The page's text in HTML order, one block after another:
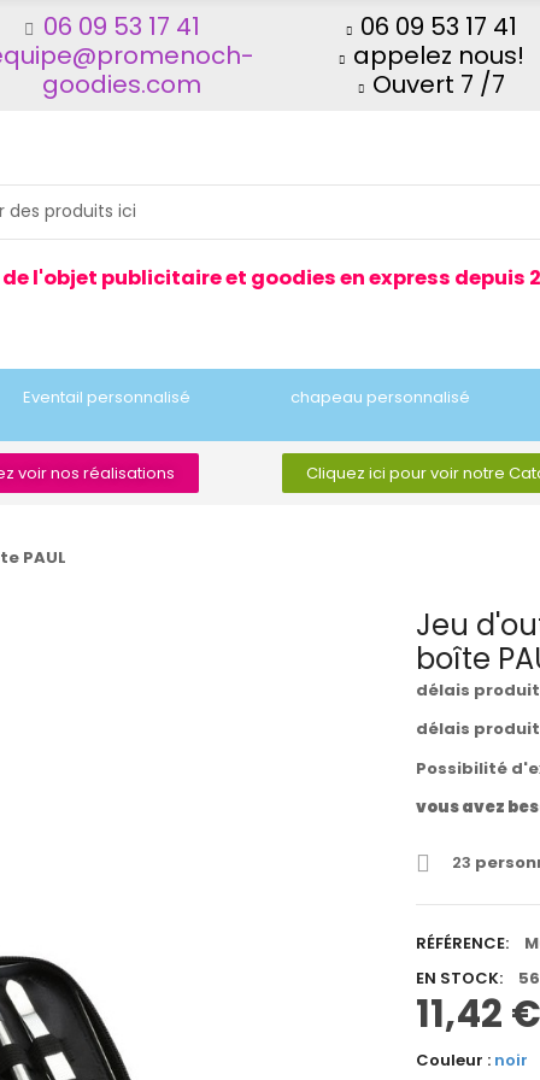
06 09 53 17 41
goodies.com
06 09 53 17 41
appelez nous!
Ouvert 7 /7
l'objet publicitaire et goodies en express depuis
Eventail personnalisé chapeau personnalisé
voir nos réalisations Cliquez ici pour voir notre
PAUL
Jeu
boîte
délais
délais produit
Possibilité
vous avez
23
RÉFÉRENCE:
EN STOCK:
11,42 €
Couleur : noir